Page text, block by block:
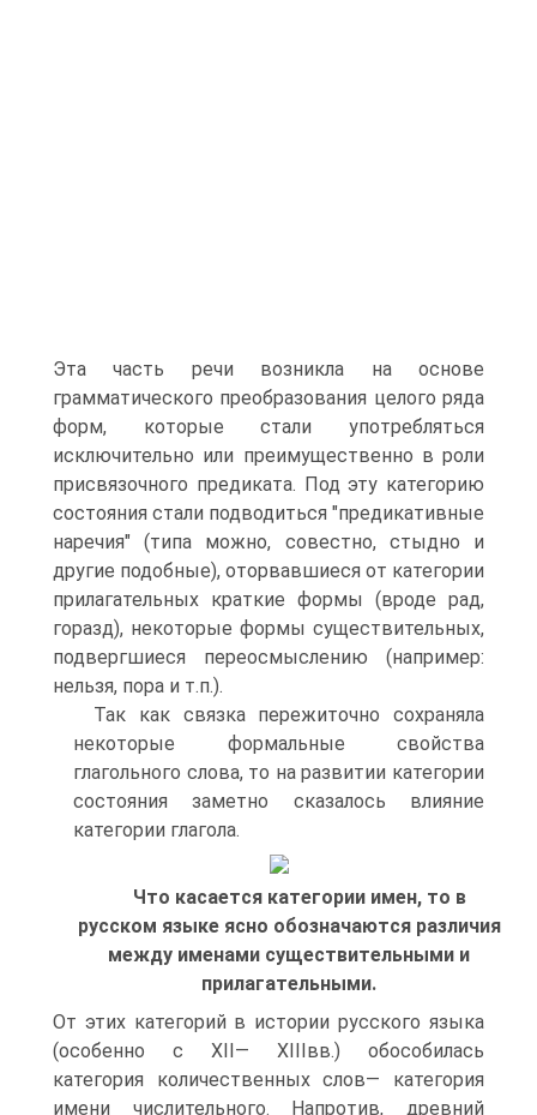
Эта часть речи возникла на основе
грамматического преобразования целого ряда
форм, которые стали употребляться
исключительно или преимущественно в роли
присвязочного предиката. Под эту категорию
состояния стали подводиться "предикативные
наречия" (типа можно, совестно, стыдно и
другие подобные), оторвавшиеся от категории
прилагательных краткие формы (вроде рад,
горазд), некоторые формы существительных,
подвергшиеся переосмыслению (например:
нельзя, пора и т.п.).
Так как связка пережиточно сохраняла
некоторые формальные свойства
глагольного слова, то на развитии категории
состояния заметно сказалось влияние
категории глагола.
Что касается категории имен, то в
русском языке ясно обозначаются различия
между именами существительными и
прилагательными.
От этих категорий в истории русского языка
(особенно с XII— XIIIвв.) обособилась
категория количественных слов— категория
имени числительного. Напротив, древний